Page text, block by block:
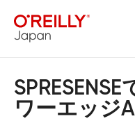
ワーエッジ